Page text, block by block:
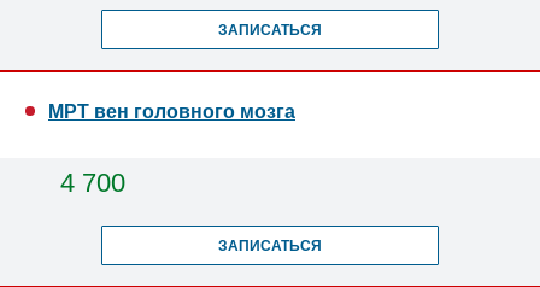
ЗАПИСАТЬСЯ
МРТ вен головного мозга
4 700
ЗАПИСАТЬСЯ